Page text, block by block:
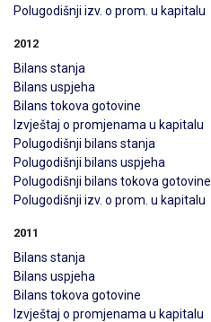
Polugodišnji izv. o prom. u kapitalu
2012
Bilans stanja
Bilans uspjeha
Bilans tokova gotovine
Izvještaj o promjenama u kapitalu
Polugodišnji bilans stanja
Polugodišnji bilans uspjeha
Polugodišnji bilans tokova gotovine
Polugodišnji izv. o prom. u kapitalu
2011
Bilans stanja
Bilans uspjeha
Bilans tokova gotovine
Izvještaj o promjenama u kapitalu